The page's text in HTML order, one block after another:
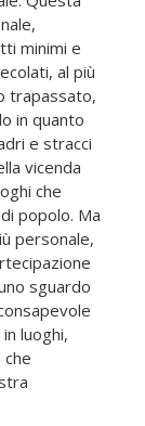
minimi e
al più
trapassato,
in quanto
e stracci
vicenda
che
popolo. Ma
personale,
sguardo
luoghi,